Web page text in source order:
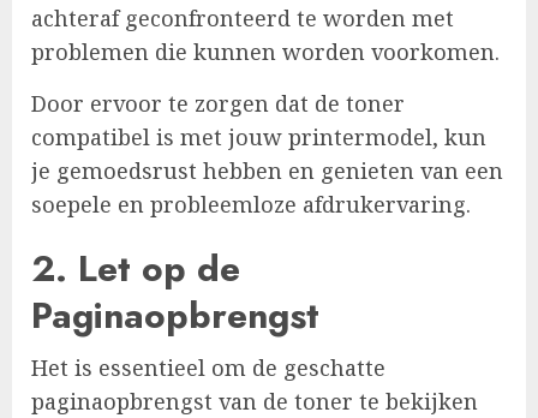
achteraf geconfronteerd te worden met
problemen die kunnen worden voorkomen.
Door ervoor te zorgen dat de toner
compatibel is met jouw printermodel, kun
je gemoedsrust hebben en genieten van een
soepele en probleemloze afdrukervaring.
2. Let op de
Paginaopbrengst
Het is essentieel om de geschatte
paginaopbrengst van de toner te bekijken